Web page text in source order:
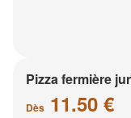
Pizza fermière
Dès 11.50 €